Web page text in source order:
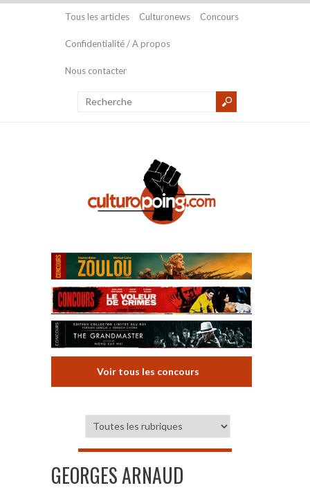
Tous les articles Culturonews Concours
Confidentialité / A propos
Nous contacter
Voir tous les concours
GEORGES ARNAUD